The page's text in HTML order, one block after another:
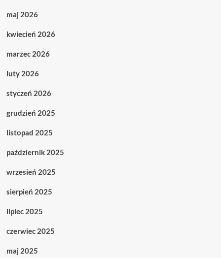
maj 2026
kwiecień 2026
marzec 2026
luty 2026
styczeń 2026
grudzień 2025
listopad 2025
październik 2025
wrzesień 2025
sierpień 2025
lipiec 2025
czerwiec 2025
maj 2025